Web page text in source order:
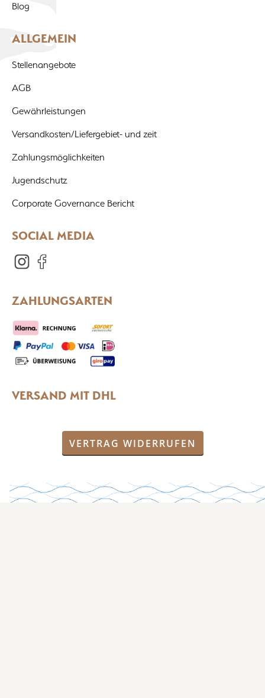
Blog
ALLGEMEIN
Stellenangebote
AGB
Gewährleistungen
Versandkosten/Liefergebiet- und zeit
Zahlungsmöglichkeiten
Jugendschutz
Corporate Governance Bericht
SOCIAL MEDIA
ZAHLUNGSARTEN
VERSAND MIT DHL
VERTRAG WIDERRUFEN